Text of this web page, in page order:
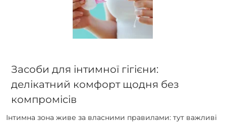
Засоби для інтимної гігієни:
делікатний комфорт щодня без
компромісів
Інтимна зона живе за власними правилами: тут важливі